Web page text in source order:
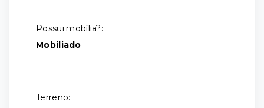
Possui mobília?:
Mobiliado
Terreno: